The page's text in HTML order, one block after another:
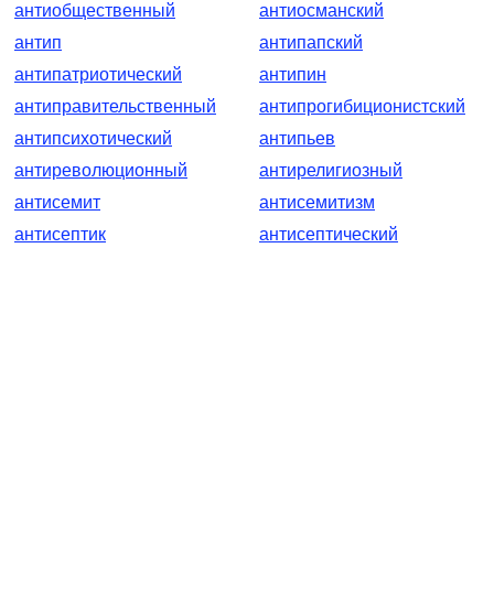
антиобщественный
антиосманский
антип
антипапский
антипатриотический
антипин
антиправительственный
антипрогибиционистский
антипсихотический
антипьев
антиреволюционный
антирелигиозный
антисемит
антисемитизм
антисептик
антисептический